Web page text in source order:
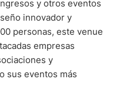
y otros eventos
innovador y
personas, este venue
empresas
y
sus eventos más